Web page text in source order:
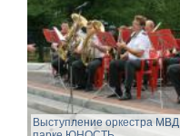
Выступление оркестра